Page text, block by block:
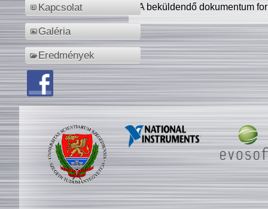
Kapcsolat
Galéria
Eredmények
A beküldendő dokumentum